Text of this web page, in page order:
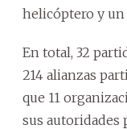
helicóptero y un
En total, 32
214 alianzas
que 11
sus autoridades